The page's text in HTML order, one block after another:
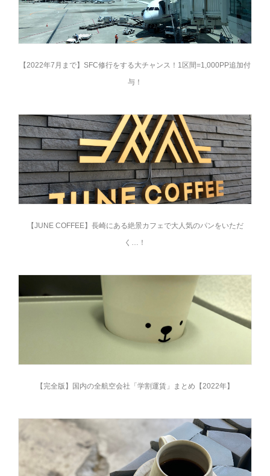
【2022年7月まで】SFC修行をする大チャンス！1区間=1,000PP追加付
与！
【JUNE COFFEE】長崎にある絶景カフェで大人気のパンをいただ
く…！
【完全版】国内の全航空会社「学割運賃」まとめ【2022年】